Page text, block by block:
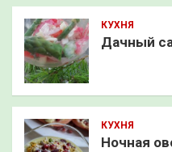
КУХНЯ
Дачный
КУХНЯ
Ночная